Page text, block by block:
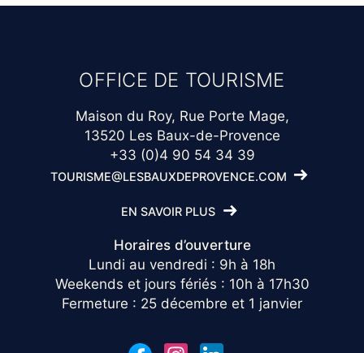
OFFICE DE TOURISME
Maison du Roy, Rue Porte Mage,
13520 Les Baux-de-Provence
+33 (0)4 90 54 34 39
TOURISME@LESBAUXDEPROVENCE.COM
EN SAVOIR PLUS
Horaires d’ouverture
Lundi au vendredi : 9h à 18h
Weekends et jours fériés : 10h à 17h30
Fermeture : 25 décembre et 1 janvier